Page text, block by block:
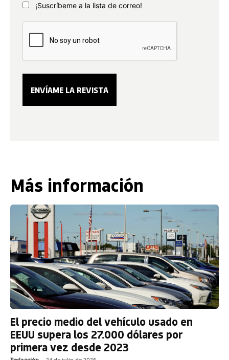
¡Suscríbeme a la lista de correo!
Más información
El precio medio del vehículo usado en
EEUU supera los 27.000 dólares por
primera vez desde 2023